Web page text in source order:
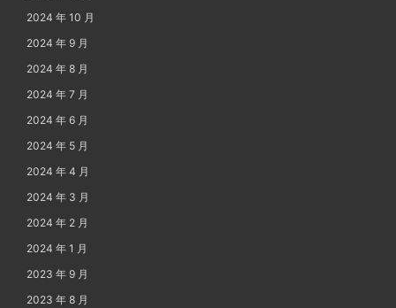
2024 年 10 月
2024 年 9 月
2024 年 8 月
2024 年 7 月
2024 年 6 月
2024 年 5 月
2024 年 4 月
2024 年 3 月
2024 年 2 月
2024 年 1 月
2023 年 9 月
2023 年 8 月